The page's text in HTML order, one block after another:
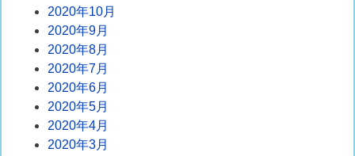
2020年10月
2020年9月
2020年8月
2020年7月
2020年6月
2020年5月
2020年4月
2020年3月